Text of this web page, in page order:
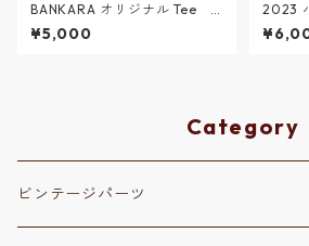
BANKARA オリジナル Tee
スミ ＃2
¥5,000
2023
Ｔシャ
Category
ビンテージパーツ